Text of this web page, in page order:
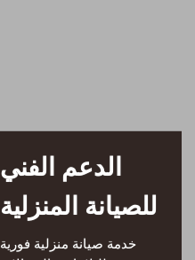
الدعم الفني
للصيانة المنزلية
خدمة صيانة منزلية فورية